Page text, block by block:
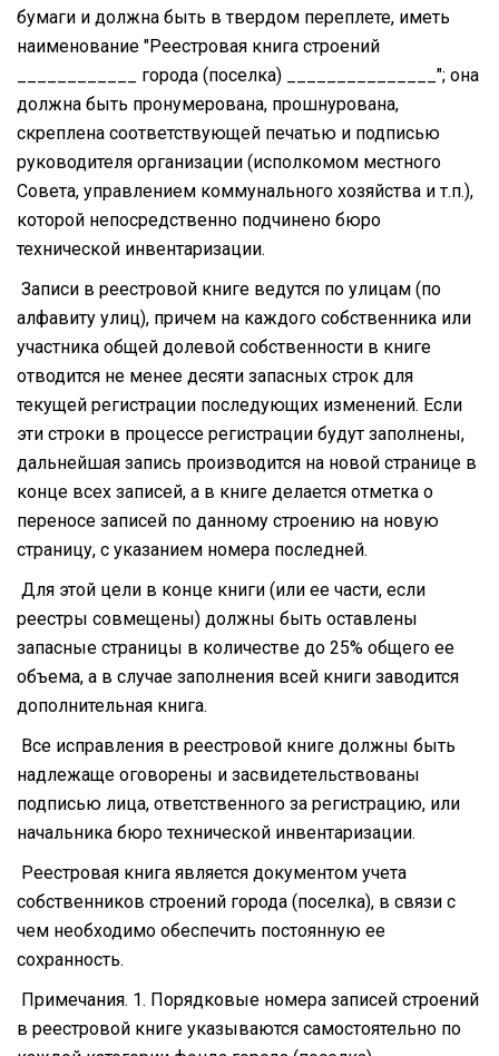
бумаги и должна быть в твердом переплете, иметь
наименование "Реестровая книга строений
____________ города (поселка) _______________"; она
должна быть пронумерована, прошнурована,
скреплена соответствующей печатью и подписью
руководителя организации (исполкомом местного
Совета, управлением коммунального хозяйства и т.п.),
которой непосредственно подчинено бюро
технической инвентаризации.
Записи в реестровой книге ведутся по улицам (по
алфавиту улиц), причем на каждого собственника или
участника общей долевой собственности в книге
отводится не менее десяти запасных строк для
текущей регистрации последующих изменений. Если
эти строки в процессе регистрации будут заполнены,
дальнейшая запись производится на новой странице в
конце всех записей, а в книге делается отметка о
переносе записей по данному строению на новую
страницу, с указанием номера последней.
Для этой цели в конце книги (или ее части, если
реестры совмещены) должны быть оставлены
запасные страницы в количестве до 25% общего ее
объема, а в случае заполнения всей книги заводится
дополнительная книга.
Все исправления в реестровой книге должны быть
надлежаще оговорены и засвидетельствованы
подписью лица, ответственного за регистрацию, или
начальника бюро технической инвентаризации.
Реестровая книга является документом учета
собственников строений города (поселка), в связи с
чем необходимо обеспечить постоянную ее
сохранность.
Примечания. 1. Порядковые номера записей строений
в реестровой книге указываются самостоятельно по